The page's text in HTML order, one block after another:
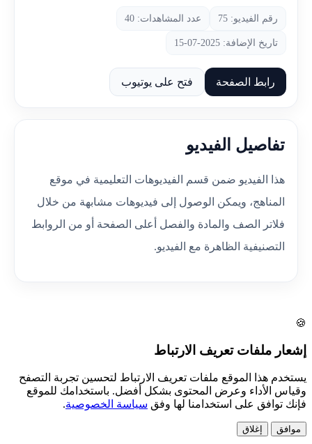
رقم الفيديو: 75 عدد المشاهدات: 40
تاريخ الإضافة: 2025-07-15
رابط الصفحة فتح على يوتيوب
تفاصيل الفيديو
هذا الفيديو ضمن قسم الفيديوهات التعليمية في موقع
المناهج، ويمكن الوصول إلى فيديوهات مشابهة من خلال
فلاتر الصف والمادة والفصل أعلى الصفحة أو من الروابط
التصنيفية الظاهرة مع الفيديو.
🍪
إشعار ملفات تعريف الارتباط
يستخدم هذا الموقع ملفات تعريف الارتباط لتحسين تجربة التصفح
وقياس الأداء وعرض المحتوى بشكل أفضل. باستخدامك للموقع
فإنك توافق على استخدامنا لها وفق سياسة الخصوصية.
موافق إغلاق